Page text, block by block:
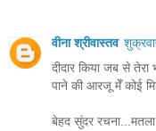
वीना श्रीवास्तव
दीदार किया जब से तेरा
पाने की आरजू मेँ कोई
बेहद सुंदर